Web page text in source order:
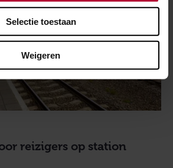
Selectie toestaan
Weigeren
reizigers op station